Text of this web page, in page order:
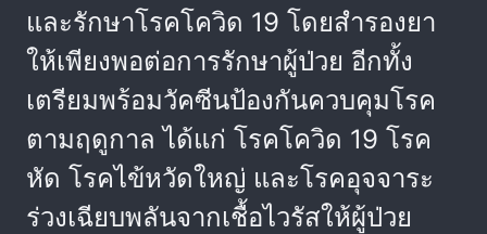
และรักษาโรคโควิด 19 โดยสำรองยา
ให้เพียงพอต่อการรักษาผู้ป่วย อีกทั้ง
เตรียมพร้อมวัคซีนป้องกันควบคุมโรค
ตามฤดูกาล ได้แก่ โรคโควิด 19 โรค
หัด โรคไข้หวัดใหญ่ และโรคอุจจาระ
ร่วงเฉียบพลันจากเชื้อไวรัสให้ผู้ป่วย